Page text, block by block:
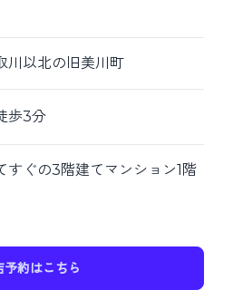
川以北の旧美川町
歩3分
すぐの3階建てマンション1階
予約はこちら